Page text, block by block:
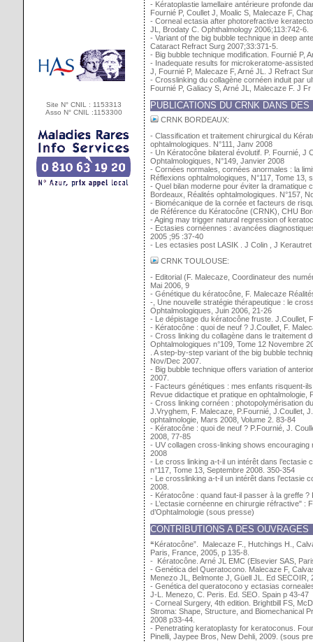
Site N° CNIL : 1153313
Asso N° CNIL :1153300
- Kératoplastie lamellaire antérieure profonde
Fournié P, Coullet J, Moalic S, Malecaze F,
- Corneal ectasia after photorefractive
JL, Brodaty C. Ophthalmology 2006;113:742-6.
- Variant of the big bubble technique in deep
Cataract Refract Surg 2007;33:371-5.
- Big bubble technique modification. Fournié P,
- Inadequate results for microkeratome-
J, Fournié P, Malecaze F, Arné JL. J Refract
- Crosslinking du collagène cornéen induit par
Fournié P, Galiacy S, Arné JL, Malecaze F. J
PUBLICATIONS DU CRNK DANS
CRNK BORDEAUX:
- Classification et traitement chirurgical du
ophtalmologiques. N°111, Janv 2008
- Un Kératocône bilateral évolutif. P. Fournié, J
Ophtalmologiques, N°149, Janvier 2008
- Cornées normales, cornées anormales : la
Réflexions ophtalmologiques, N°117, Tome 13,
- Quel bilan moderne pour éviter la dramatique
Bordeaux, Réalités ophtalmologiques. N°157,
- Biomécanique de la cornée et facteurs de
de Référence du Kératocône (CRNK), CHU
- Aging may trigger natural regression of
- Ectasies cornéennes : avancées
2005 ;95 :37-40
- Les ectasies post LASIK . J Colin , J
CRNK TOULOUSE:
- Editorial (F. Malecaze, Coordinateur des
Mai 2006, 9
- Génétique du kératocône, F. Malecaze
-, Une nouvelle stratégie thérapeutique : le
Ophtalmologiques, Juin 2006, 21-26
- Le dépistage du kératocône fruste. J.Coullet,
- Kératocône : quoi de neuf ? J.Coullet, F.
- Cross linking du collagène dans le traitement
Ophtalmologiques n°109, Tome 12 Novembre
. A step-by-step variant of the big bubble
Nov/Dec 2007.
- Big bubble technique offers variation of
2007.
- Facteurs génétiques : mes enfants risquent-
Revue didactique et pratique en ophtalmologie,
- Cross linking cornéen : photopolymérisation
J.Vryghem, F. Malecaze, P.Fournié, J.Coullet,
ophtalmologie, Mars 2008, Volume 2. 83-84
- Kératocône : quoi de neuf ? P.Fournié, J.
2008, 77-85
- UV collagen cross-linking shows
2008
- Le cross linking a-t-il un intérêt dans l’ectasie
n°117, Tome 13, Septembre 2008. 350-354
- Le crosslinking a-t-il un intérêt dans l’ectasie
2008.
- Kératocône : quand faut-il passer à la greffe
- L’ectasie cornéenne en chirurgie réfractive" :
d’Ophtalmologie (sous presse)
CONTRIBUTIONS A DES OUVRAGES
“ Kératocône”. Malecaze F., Hutchings H.,
Paris, France, 2005, p 135-8.
- Kératocône. Arné JL EMC (Elsevier SAS,
- Genética del Queratocono. Malecaze F,
Menezo JL, Belmonte J, Güell JL. Ed SECOIR,
- Genética del queratocono y ectasias
J-L. Menezo, C. Peris. Ed. SEO. Spain p 43-47
- Corneal Surgery, 4th edition. Brightbill FS,
Stroma: Shape, Structure, and Biomechanical
2008 p33-44.
- Penetrating keratoplasty for keratoconus.
Pinelli, Jaypee Bros, New Dehli, 2009. (sous